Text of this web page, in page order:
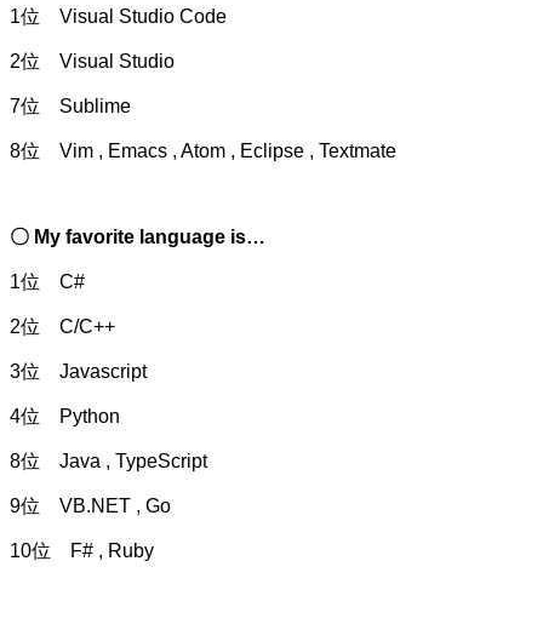
1位 Visual Studio Code
2位 Visual Studio
7位 Sublime
8位 Vim , Emacs , Atom , Eclipse , Textmate
〇 My favorite language is…
1位 C#
2位 C/C++
3位 Javascript
4位 Python
8位 Java , TypeScript
9位 VB.NET , Go
10位 F# , Ruby